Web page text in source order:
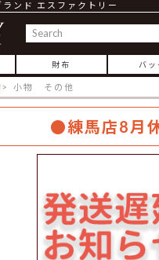
ンド エスファクトリー
財布 バッ
小物 その他
●練馬店8月